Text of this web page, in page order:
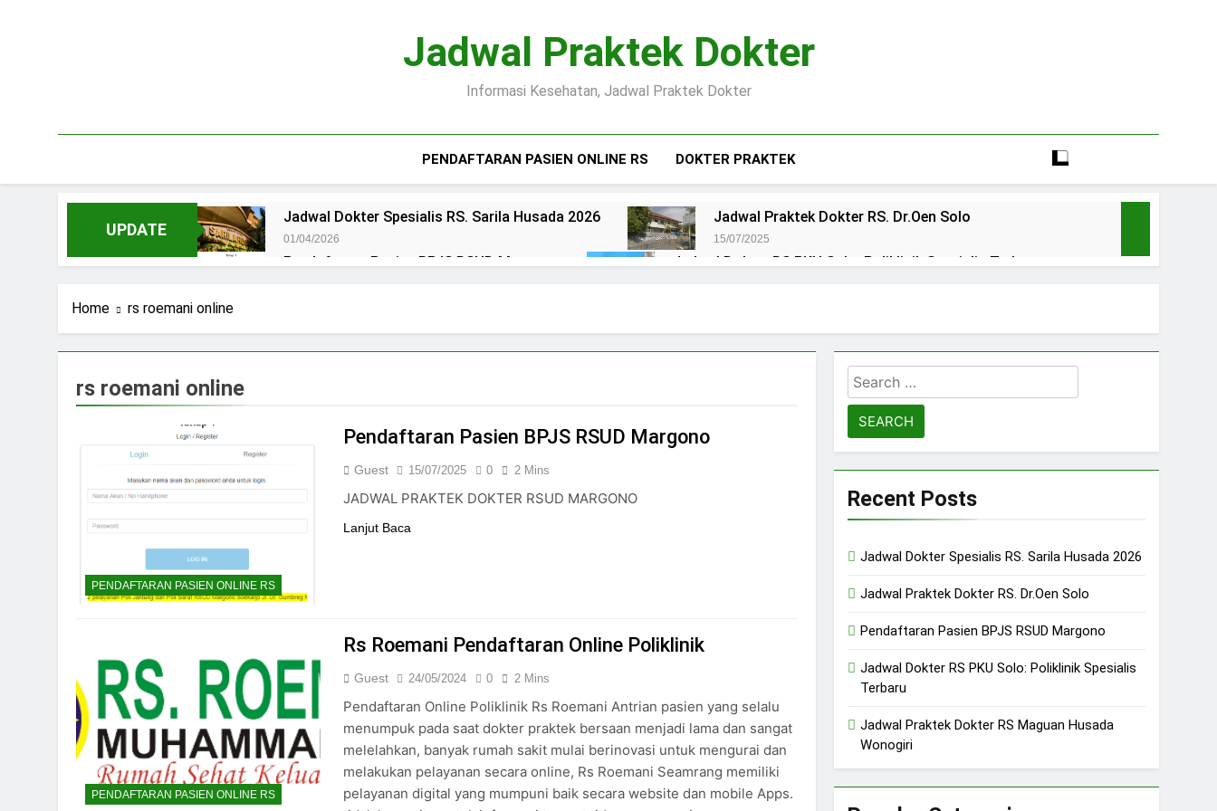
Jadwal Praktek Dokter
Informasi Kesehatan, Jadwal Praktek Dokter
PENDAFTARAN PASIEN ONLINE RS DOKTER PRAKTEK
UPDATE
Jadwal Dokter Spesialis RS. Sarila Husada 2026
01/04/2026
Jadwal Praktek Dokter RS. Dr.Oen Solo
15/07/2025
Pendaftaran Pasien BPJS RSUD Margono Jadwal Dokter RS PKU Solo: Poliklinik Spesialis Terbaru
Jadwal Dokter RS. Puri Asih Salatiga 2025 Jadwal Dokter RS Mulia Hati Wonogiri
Pendaftaran Pasien BPJS RSUD Banyumas
Home rs roemani online
rs roemani online
PENDAFTARAN PASIEN ONLINE RS
Pendaftaran Pasien BPJS RSUD Margono
Guest 15/07/2025 0 2 Mins
JADWAL PRAKTEK DOKTER RSUD MARGONO
Lanjut Baca
PENDAFTARAN PASIEN ONLINE RS
Rs Roemani Pendaftaran Online Poliklinik
Guest 24/05/2024 0 2 Mins
Pendaftaran Online Poliklinik Rs Roemani Antrian pasien yang selalu
menumpuk pada saat dokter praktek bersaan menjadi lama dan sangat
melelahkan, banyak rumah sakit mulai berinovasi untuk mengurai dan
melakukan pelayanan secara online, Rs Roemani Seamrang memiliki
pelayanan digital yang mumpuni baik secara website dan mobile Apps.
Search
for:
Recent Posts
Jadwal Dokter Spesialis RS. Sarila Husada 2026
Jadwal Praktek Dokter RS. Dr.Oen Solo
Pendaftaran Pasien BPJS RSUD Margono
Jadwal Dokter RS PKU Solo: Poliklinik Spesialis
Terbaru
Jadwal Praktek Dokter RS Maguan Husada
Wonogiri